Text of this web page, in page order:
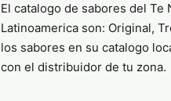
El catalogo de sabores del Te
Latinoamerica son: Original,
los sabores en su catalogo
con el distribuidor de tu zona.